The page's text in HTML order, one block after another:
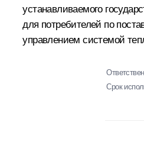
устанавливаемого
для потребителей по
управлением системой
Срок